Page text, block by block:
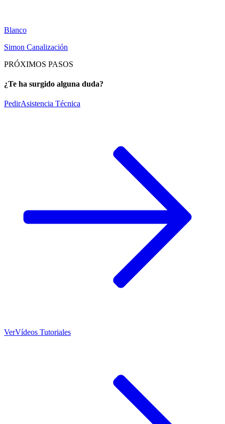
Blanco
Simon Canalización
PRÓXIMOS PASOS
¿Te ha surgido alguna duda?
PedirAsistencia Técnica
VerVídeos Tutoriales